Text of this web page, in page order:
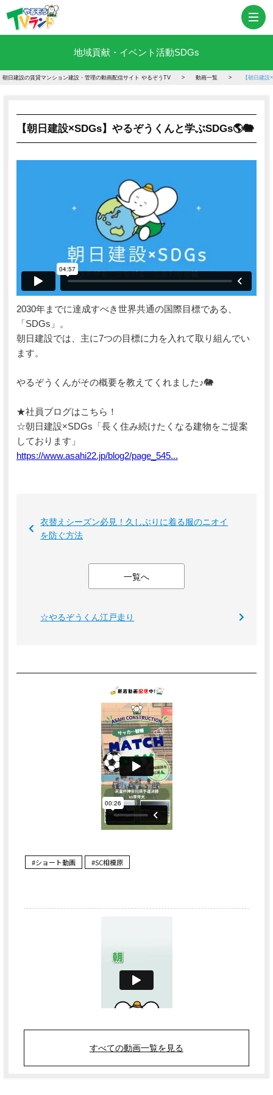
地域貢献・イベント活動SDGs
朝日建設の賃貸マンション建設・管理の動画配信サイト やるぞうTV 動画一覧 【朝日建
【朝日建設×SDGs】やるぞうくんと学ぶSDGs🌎🐘
2030年までに達成すべき世界共通の国際目標である、
「SDGs」。
朝日建設では、主に7つの目標に力を入れて取り組んでい
ます。
やるぞうくんがその概要を教えてくれました♪🐘
★社員ブログはこちら！
☆朝日建設×SDGs「長く住み続けたくなる建物をご提案
しております」
https://www.asahi22.jp/blog2/page_545...
衣替えシーズン必見！久しぶりに着る服のニオイ
を防ぐ方法
一覧へ
☆やるぞうくん江戸走り
すべての動画一覧を見る